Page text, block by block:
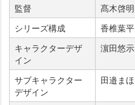
監督
髙木啓明
シリーズ構成
香椎葉平
キャラクターデザ
イン
濵田悠示
サブキャラクター
デザイン
田邉まほ